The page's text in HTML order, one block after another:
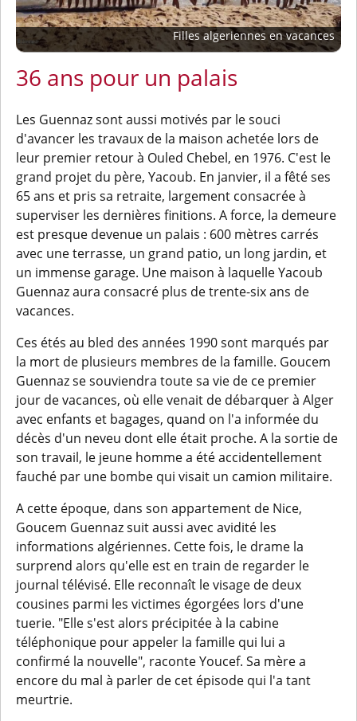
Filles algeriennes en vacances
36 ans pour un palais
Les Guennaz sont aussi motivés par le souci
d'avancer les travaux de la maison achetée lors de
leur premier retour à Ouled Chebel, en 1976. C'est le
grand projet du père, Yacoub. En janvier, il a fêté ses
65 ans et pris sa retraite, largement consacrée à
superviser les dernières finitions. A force, la demeure
est presque devenue un palais : 600 mètres carrés
avec une terrasse, un grand patio, un long jardin, et
un immense garage. Une maison à laquelle Yacoub
Guennaz aura consacré plus de trente-six ans de
vacances.
Ces étés au bled des années 1990 sont marqués par
la mort de plusieurs membres de la famille. Goucem
Guennaz se souviendra toute sa vie de ce premier
jour de vacances, où elle venait de débarquer à Alger
avec enfants et bagages, quand on l'a informée du
décès d'un neveu dont elle était proche. A la sortie de
son travail, le jeune homme a été accidentellement
fauché par une bombe qui visait un camion militaire.
A cette époque, dans son appartement de Nice,
Goucem Guennaz suit aussi avec avidité les
informations algériennes. Cette fois, le drame la
surprend alors qu'elle est en train de regarder le
journal télévisé. Elle reconnaît le visage de deux
cousines parmi les victimes égorgées lors d'une
tuerie. "Elle s'est alors précipitée à la cabine
téléphonique pour appeler la famille qui lui a
confirmé la nouvelle", raconte Youcef. Sa mère a
encore du mal à parler de cet épisode qui l'a tant
meurtrie.